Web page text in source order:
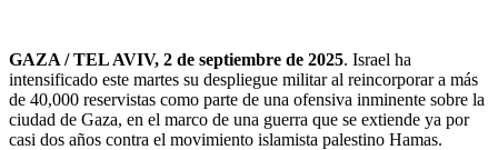
GAZA / TEL AVIV, 2 de septiembre de 2025. Israel ha
intensificado este martes su despliegue militar al reincorporar a más
de 40,000 reservistas como parte de una ofensiva inminente sobre la
ciudad de Gaza, en el marco de una guerra que se extiende ya por
casi dos años contra el movimiento islamista palestino Hamas.